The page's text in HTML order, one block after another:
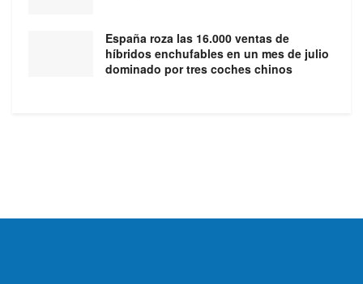
España roza las 16.000 ventas de
híbridos enchufables en un mes de julio
dominado por tres coches chinos